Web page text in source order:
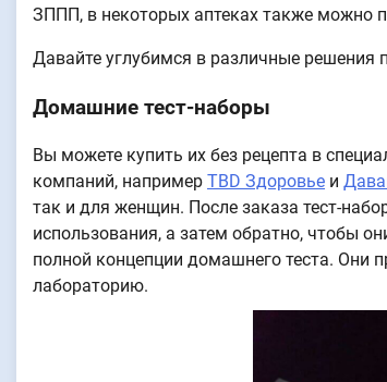
ЗППП, в некоторых аптеках также можно
Давайте углубимся в различные
Домашние тест-наборы
Вы можете купить их без рецепта в
компаний, например TBD Здоровье и
так и для женщин. После заказа тест-
использования, а затем обратно, чтобы
полной концепции домашнего теста. Они
лабораторию.